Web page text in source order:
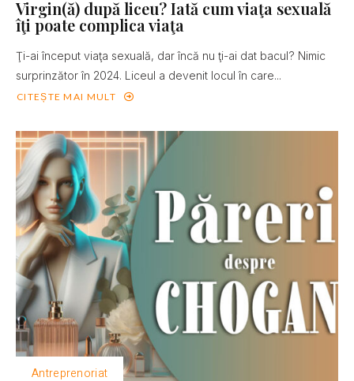
Virgin(ă) după liceu? Iată cum viaţa sexuală
îţi poate complica viaţa
Ţi-ai început viaţa sexuală, dar încă nu ţi-ai dat bacul? Nimic
surprinzător în 2024. Liceul a devenit locul în care...
CITEȘTE MAI MULT
Antreprenoriat